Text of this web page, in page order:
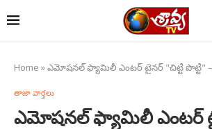
Home »ఎమోషనల్ ఫ్యామిలీ ఎంటర్ టైనర్ "చిట్టి పొట్టి" –
తాజా వార్తలు
ఎమోషనల్ ఫ్యామిలీ ఎంటర్